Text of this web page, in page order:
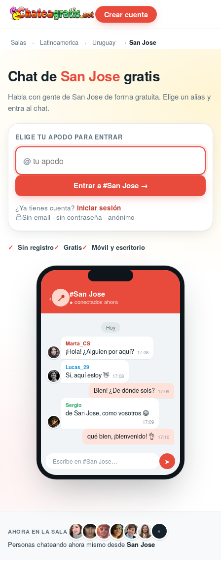
Crear cuenta
Salas Latinoamerica Uruguay San Jose
Chat de San Jose gratis
Habla con gente de San Jose de forma gratuita. Elige un alias y
entra al chat.
ELIGE TU APODO PARA ENTRAR
@
Entrar a #San Jose →
¿Ya tienes cuenta? Iniciar sesión
Sin email · sin contraseña · anónimo
✓ Sin registro✓ Gratis✓ Móvil y escritorio
‹ 📍 #San Jose
● conectados ahora
Hoy
Marta_CS
¡Hola! ¿Alguien por aquí? 17:08
Lucas_29
Sí, aquí estoy 👋 17:08
Bien! ¿De dónde sois? 17:09
Sergio
de San Jose, como vosotros 😄
17:09
qué bien, ¡bienvenido! 👌 17:10
Escribe en #San Jose… ➤
AHORA EN LA SALA +
Personas chateando ahora mismo desde San Jose